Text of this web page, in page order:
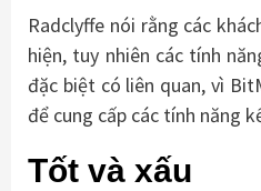
Radclyffe nói rằng các
hiện, tuy nhiên các tính
đặc biệt có liên quan, vì
để cung cấp các tính năng
Tốt và xấu